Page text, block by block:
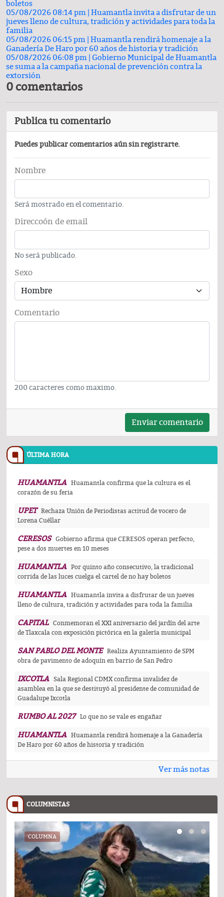
boletos
05/08/2026 08:14 pm | Huamantla invita a disfrutar de un
jueves lleno de cultura, tradición y actividades para toda la
familia
05/08/2026 06:15 pm | Huamantla rendirá homenaje a la
Ganadería De Haro por 60 años de historia y tradición
05/08/2026 06:08 pm | Gobierno Municipal de Huamantla
se suma a la campaña nacional de prevención contra la
extorsión
0 comentarios
Publica tu comentario
Puedes publicar comentarios aún sin registrarte.
Nombre
Será mostrado en el comentario.
Direccoón de email
No será publicado.
Sexo
Comentario
200 caracteres como maximo.
Enviar comentario
ÚLTIMA HORA
HUAMANTLA
Huamantla confirma que la cultura es el
corazón de su feria
UPET
Rechaza Unión de Periodistas actitud de vocero de
Lorena Cuéllar
CERESOS
Gobierno afirma que CERESOS operan perfecto,
pese a dos muertes en 10 meses
HUAMANTLA
Por quinto año consecutivo, la tradicional
corrida de las luces cuelga el cartel de no hay boletos
HUAMANTLA
Huamantla invita a disfrutar de un jueves
lleno de cultura, tradición y actividades para toda la familia
CAPITAL
Conmemoran el XXI aniversario del jardín del arte
de Tlaxcala con exposición pictórica en la galería municipal
SAN PABLO DEL MONTE
Realiza Ayuntamiento de SPM
obra de pavimento de adoquín en barrio de San Pedro
IXCOTLA
Sala Regional CDMX confirma invalidez de
asamblea en la que se destituyó al presidente de comunidad de
Guadalupe Ixcotla
RUMBO AL 2027 Lo que no se vale es engañar
HUAMANTLA
Huamantla rendirá homenaje a la Ganadería
De Haro por 60 años de historia y tradición
Ver más notas
COLUMNISTAS
COLUMNA